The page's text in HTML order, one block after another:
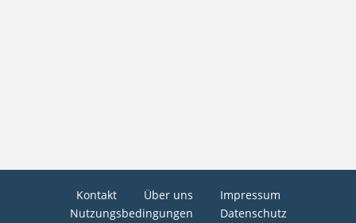
Kontakt Über uns
Impressum
Nutzungsbedingungen
Datenschutz